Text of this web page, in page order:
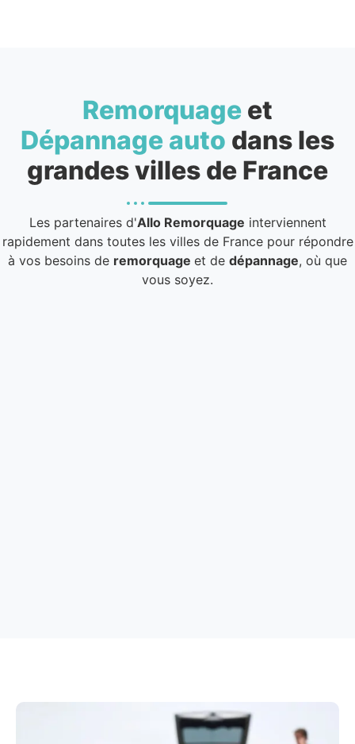
Remorquage et
Dépannage auto dans les
grandes villes de France
Les partenaires d'Allo Remorquage interviennent
rapidement dans toutes les villes de France pour répondre
à vos besoins de remorquage et de dépannage, où que
vous soyez.